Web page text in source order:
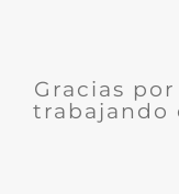
Gracias
trabajando